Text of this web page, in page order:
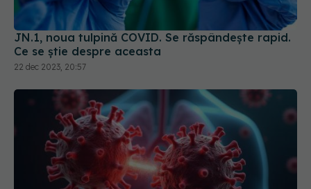
JN.1, noua tulpină COVID. Se răspândește rapid.
Ce se știe despre aceasta
22 dec 2023, 20:57